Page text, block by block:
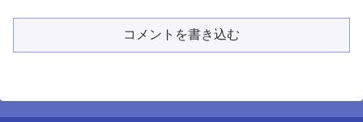
コメントを書き込む